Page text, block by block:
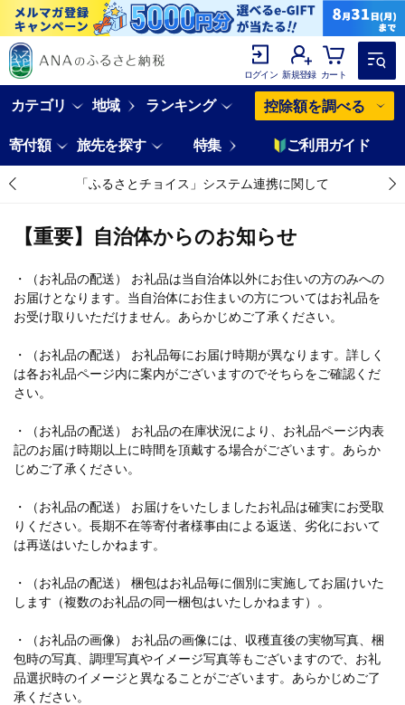
ログイン 新規登録 カート
カテゴリ 地域 ランキング 控除額を調べる
寄付額 旅先を探す 特集 ご利用ガイド
「ふるさとチョイス」システム連携に関して
【重要】自治体からのお知らせ
・（お礼品の配送） お礼品は当自治体以外にお住いの方のみへの
お届けとなります。当自治体にお住まいの方についてはお礼品を
お受け取りいただけません。あらかじめご了承ください。
・（お礼品の配送） お礼品毎にお届け時期が異なります。詳しく
は各お礼品ページ内に案内がございますのでそちらをご確認くだ
さい。
・（お礼品の配送） お礼品の在庫状況により、お礼品ページ内表
記のお届け時期以上に時間を頂戴する場合がございます。あらか
じめご了承ください。
・（お礼品の配送） お届けをいたしましたお礼品は確実にお受取
りください。長期不在等寄付者様事由による返送、劣化において
は再送はいたしかねます。
・（お礼品の配送） 梱包はお礼品毎に個別に実施してお届けいた
します（複数のお礼品の同一梱包はいたしかねます）。
・（お礼品の画像） お礼品の画像には、収穫直後の実物写真、梱
包時の写真、調理写真やイメージ写真等もございますので、お礼
品選択時のイメージと異なることがございます。あらかじめご了
承ください。